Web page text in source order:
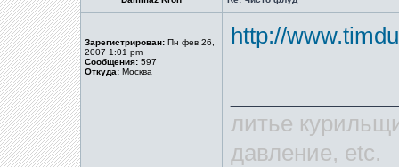
Зарегистрирован: Пн фев 26,
2007 1:01 pm
Сообщения: 597
Откуда: Москва
http://
литье
давление, etc.